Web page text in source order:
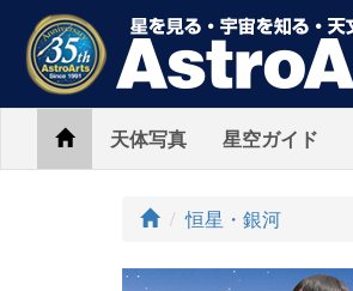
Home天体写真 星空ガイド
ト
プ
恒星・銀河